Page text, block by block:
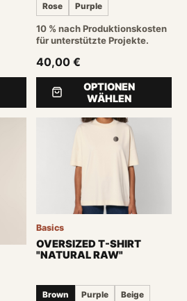
Rose
Purple
10 % nach Produktionskosten
für unterstützte Projekte.
40,00 €
OPTIONEN
WÄHLEN
Basics
OVERSIZED T-SHIRT
"NATURAL RAW"
Brown Purple
Beige